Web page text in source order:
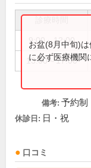
9:00～12:00
13:00～17:00
お盆(8月中旬)
に必ず医療機関
備考: 予約制
休診日: 日・祝
口コミ